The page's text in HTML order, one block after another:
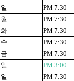
일
PM 7:30
월
PM 7:30
화
PM 7:30
수
PM 7:30
금
PM 7:30
일
PM 3:00
일 PM 7:30